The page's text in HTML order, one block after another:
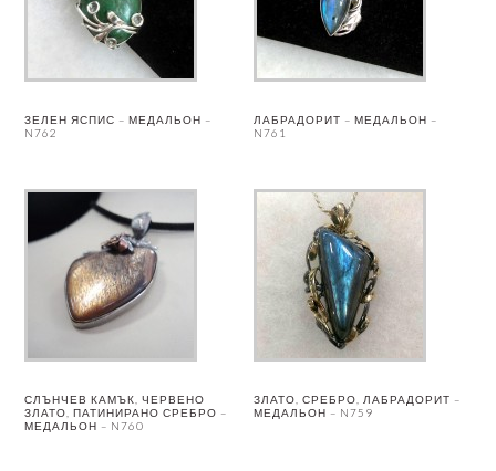
ЗЕЛЕН ЯСПИС – МЕДАЛЬОН –
N762
ЛАБРАДОРИТ – МЕДАЛЬОН –
N761
СЛЪНЧЕВ КАМЪК, ЧЕРВЕНО
ЗЛАТО, ПАТИНИРАНО СРЕБРО –
МЕДАЛЬОН – N760
ЗЛАТО, СРЕБРО, ЛАБРАДОРИТ –
МЕДАЛЬОН – N759